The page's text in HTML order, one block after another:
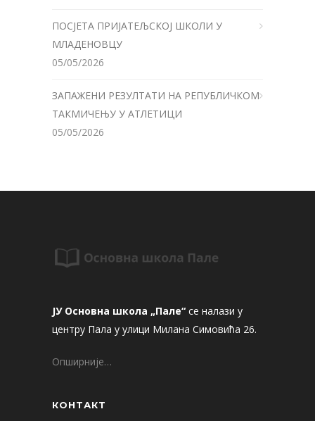
ПОСЈЕТА ПРИЈАТЕЉСКОЈ ШКОЛИ У
МЛАДЕНОВЦУ
05/05/2026
ЗАПАЖЕНИ РЕЗУЛТАТИ НА РЕПУБЛИЧКОМ
ТАКМИЧЕЊУ У АТЛЕТИЦИ
05/05/2026
ЈУ Основна школа „Пале“ се налази у
центру Пала у улици Милана Симовића 26.
Опширније…
КОНТАКТ